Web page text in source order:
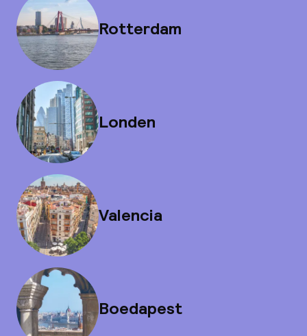
Rotterdam
Londen
Valencia
Boedapest